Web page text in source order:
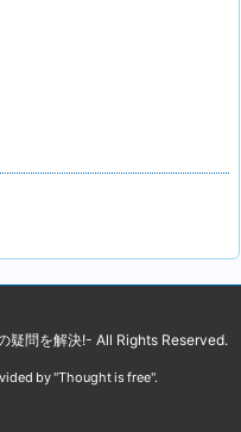
疑問を解決!- All Rights Reserved.
by "Thought is free".